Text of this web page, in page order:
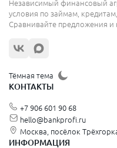
Независимый финансовый
условия по займам,
Сравнивайте предложения и
Тёмная тема
КОНТАКТЫ
+7 906 601 90 68
hello@bankprofi.ru
Москва, посёлок
ИНФОРМАЦИЯ